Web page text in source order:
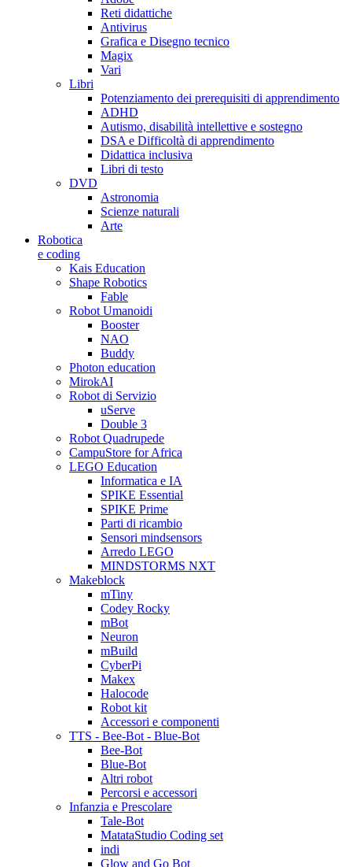
Reti didattiche
Antivirus
Grafica e Disegno tecnico
Magix
Vari
Libri
Potenziamento dei prerequisiti di apprendimento
ADHD
Autismo, disabilità intellettive e sostegno
DSA e Difficoltà di apprendimento
Didattica inclusiva
Libri di testo
DVD
Astronomia
Scienze naturali
Arte
Robotica
e coding
Kais Education
Shape Robotics
Fable
Robot Umanoidi
Booster
NAO
Buddy
Photon education
MirokAI
Robot di Servizio
uServe
Double 3
Robot Quadrupede
CampuStore for Africa
LEGO Education
Informatica e IA
SPIKE Essential
SPIKE Prime
Parti di ricambio
Sensori mindsensors
Arredo LEGO
MINDSTORMS NXT
Makeblock
mTiny
Codey Rocky
mBot
Neuron
mBuild
CyberPi
Makex
Halocode
Robot kit
Accessori e componenti
TTS - Bee-Bot - Blue-Bot
Bee-Bot
Blue-Bot
Altri robot
Percorsi e accessori
Infanzia e Prescolare
Tale-Bot
MatataStudio Coding set
indi
Glow and Go Bot